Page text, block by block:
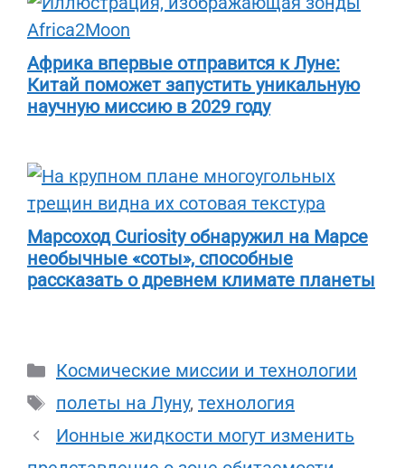
Африка впервые отправится к Луне:
Китай поможет запустить уникальную
научную миссию в 2029 году
Марсоход Curiosity обнаружил на Марсе
необычные «соты», способные
рассказать о древнем климате планеты
Рубрики
Космические миссии и технологии
Метки
полеты на Луну, технология
Ионные жидкости могут изменить